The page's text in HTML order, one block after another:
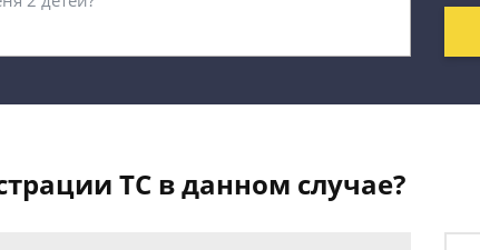
ТС в данном случае?